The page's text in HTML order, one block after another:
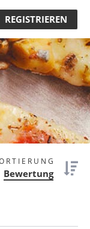
REGISTRIEREN
Bewertung